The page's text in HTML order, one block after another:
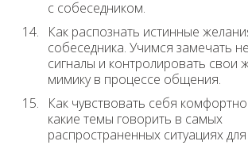
с собеседником.
Как распознать истинные
собеседника. Учимся замечать
сигналы и контролировать свои
мимику в процессе общения.
Как чувствовать себя
какие темы говорить в самых
распространенных ситуациях